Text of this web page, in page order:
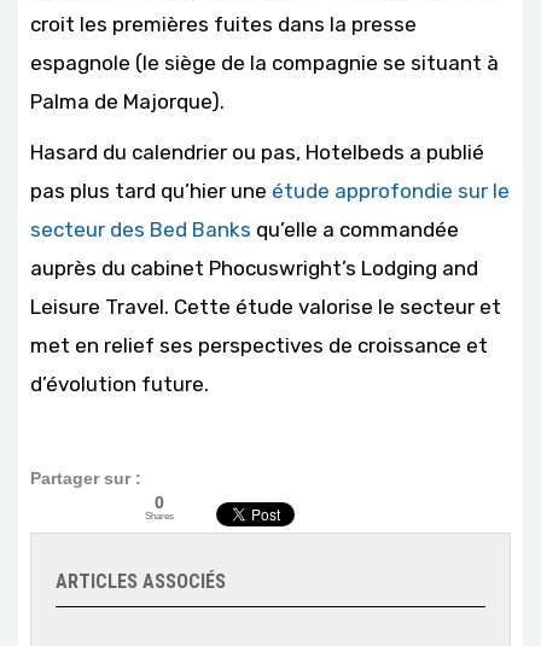
croit les premières fuites dans la presse
espagnole (le siège de la compagnie se situant à
Palma de Majorque).
Hasard du calendrier ou pas, Hotelbeds a publié
pas plus tard qu’hier une étude approfondie sur le
secteur des Bed Banks qu’elle a commandée
auprès du cabinet Phocuswright’s Lodging and
Leisure Travel. Cette étude valorise le secteur et
met en relief ses perspectives de croissance et
d’évolution future.
Partager sur :
0
Shares
ARTICLES ASSOCIÉS